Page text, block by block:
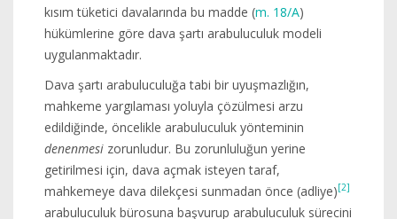
kısım tüketici davalarında bu madde (m. 18/A)
hükümlerine göre dava şartı arabuluculuk modeli
uygulanmaktadır.
Dava şartı arabuluculuğa tabi bir uyuşmazlığın,
mahkeme yargılaması yoluyla çözülmesi arzu
edildiğinde, öncelikle arabuluculuk yönteminin
denenmesi zorunludur. Bu zorunluluğun yerine
getirilmesi için, dava açmak isteyen taraf,
mahkemeye dava dilekçesi sunmadan önce (adliye)[2]
arabuluculuk bürosuna başvurup arabuluculuk sürecini